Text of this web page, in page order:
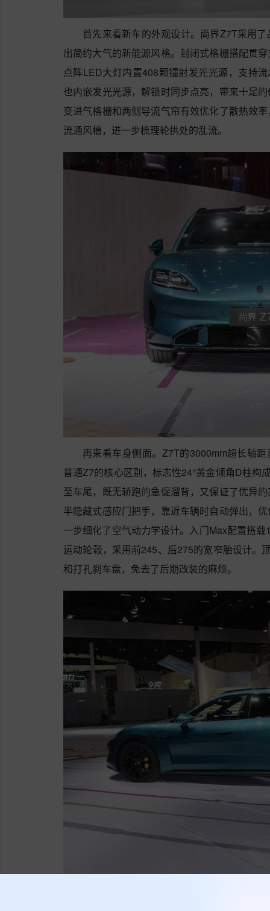
首先来看新车的外观设计。尚界Z7T采用
出简约大气的新能源风格。封闭式格栅搭配贯
点阵LED大灯内置408颗镭射发光光源，支持
也内嵌发光光源，解锁时同步点亮，带来十足
变进气格栅和两侧导流气帘有效优化了散热效
流通风槽，进一步梳理轮拱处的乱流。
再来看车身侧面。Z7T的3000mm超长轴
普通Z7的核心区别，标志性24°黄金倾角D柱构
至车尾，既无轿跑的急促溜背，又保证了优异
半隐藏式感应门把手，靠近车辆时自动弹出，
一步细化了空气动力学设计。入门Max配置搭
运动轮毂，采用前245、后275的宽窄胎设计。
和打孔刹车盘，免去了后期改装的麻烦。